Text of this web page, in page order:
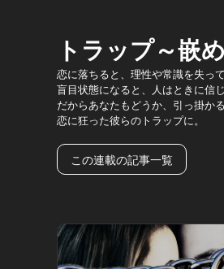
トラップ～嵌
恋に落ちると、理性や常識を失って
盲目状態になると、人はときに信
だからあなたもどうか、引っ掛か
恋に狂った彼らのトラップに。
この連載の記事一覧